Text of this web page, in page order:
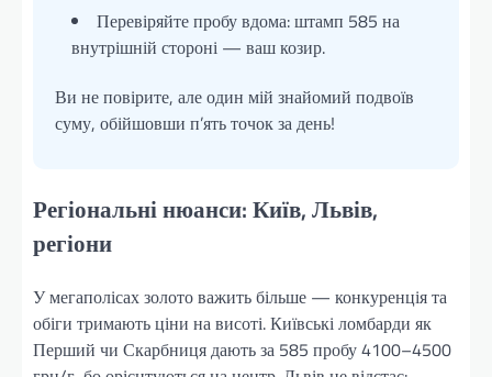
Перевіряйте пробу вдома: штамп 585 на
внутрішній стороні — ваш козир.
Ви не повірите, але один мій знайомий подвоїв
суму, обійшовши п’ять точок за день!
Регіональні нюанси: Київ, Львів,
регіони
У мегаполісах золото важить більше — конкуренція та
обіги тримають ціни на висоті. Київські ломбарди як
Перший чи Скарбниця дають за 585 пробу 4100–4500